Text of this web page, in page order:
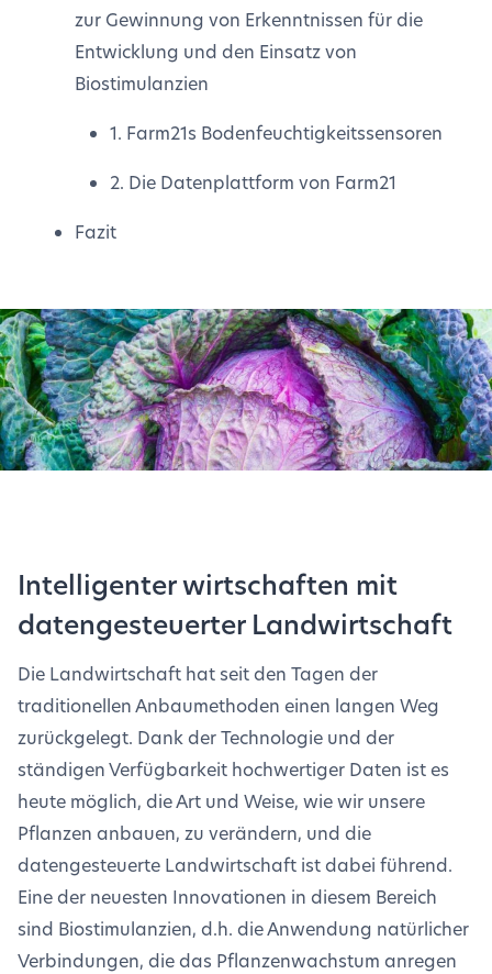
zur Gewinnung von Erkenntnissen für die
Entwicklung und den Einsatz von
Biostimulanzien
1. Farm21s Bodenfeuchtigkeitssensoren
2. Die Datenplattform von Farm21
Fazit
Intelligenter wirtschaften mit
datengesteuerter Landwirtschaft
Die Landwirtschaft hat seit den Tagen der
traditionellen Anbaumethoden einen langen Weg
zurückgelegt. Dank der Technologie und der
ständigen Verfügbarkeit hochwertiger Daten ist es
heute möglich, die Art und Weise, wie wir unsere
Pflanzen anbauen, zu verändern, und die
datengesteuerte Landwirtschaft ist dabei führend.
Eine der neuesten Innovationen in diesem Bereich
sind Biostimulanzien, d.h. die Anwendung natürlicher
Verbindungen, die das Pflanzenwachstum anregen